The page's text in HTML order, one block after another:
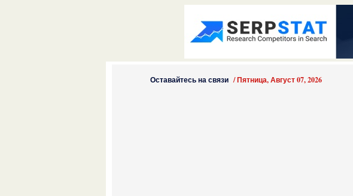
Оставайтесь на связи /Пятница, Август 07, 2026